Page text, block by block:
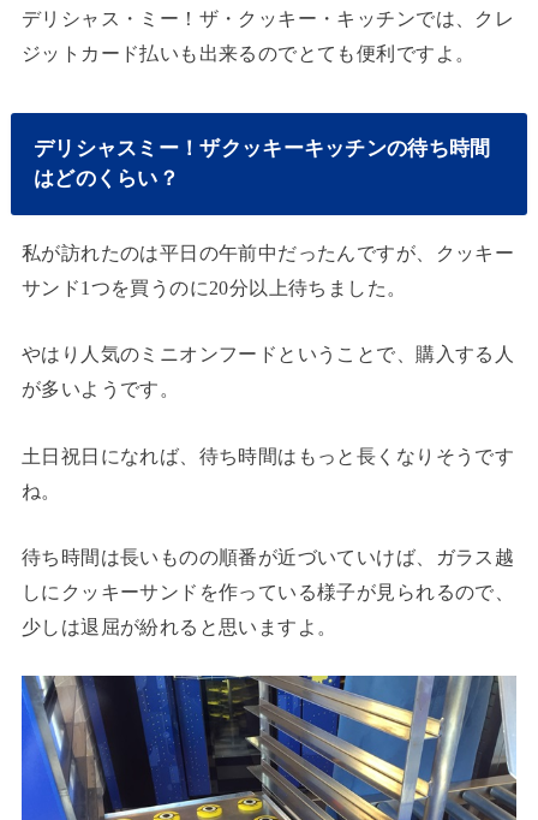
デリシャス・ミー！ザ・クッキー・キッチンでは、クレ
ジットカード払いも出来るのでとても便利ですよ。
デリシャスミー！ザクッキーキッチンの待ち時間
はどのくらい？
私が訪れたのは平日の午前中だったんですが、クッキー
サンド1つを買うのに20分以上待ちました。
やはり人気のミニオンフードということで、購入する人
が多いようです。
土日祝日になれば、待ち時間はもっと長くなりそうです
ね。
待ち時間は長いものの順番が近づいていけば、ガラス越
しにクッキーサンドを作っている様子が見られるので、
少しは退屈が紛れると思いますよ。